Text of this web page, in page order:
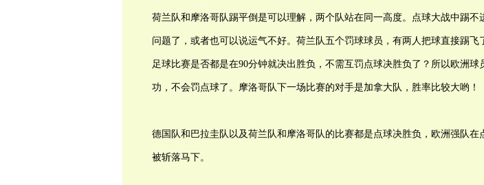
荷兰队和摩洛哥队踢平倒是可以理解，两个队站在同一高度。点球大战中踢不
问题了，或者也可以说运气不好。荷兰队五个罚球球员，有两人把球直接踢飞
足球比赛是否都是在90分钟就决出胜负，不需互罚点球决胜负了？所以欧洲球
功，不会罚点球了。摩洛哥队下一场比赛的对手是加拿大队，胜率比较大哟！
德国队和巴拉圭队以及荷兰队和摩洛哥队的比赛都是点球决胜负，欧洲强队在
被斩落马下。